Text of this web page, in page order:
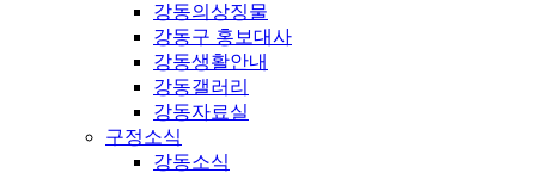
강동의상징물
강동구 홍보대사
강동생활안내
강동갤러리
강동자료실
구정소식
강동소식